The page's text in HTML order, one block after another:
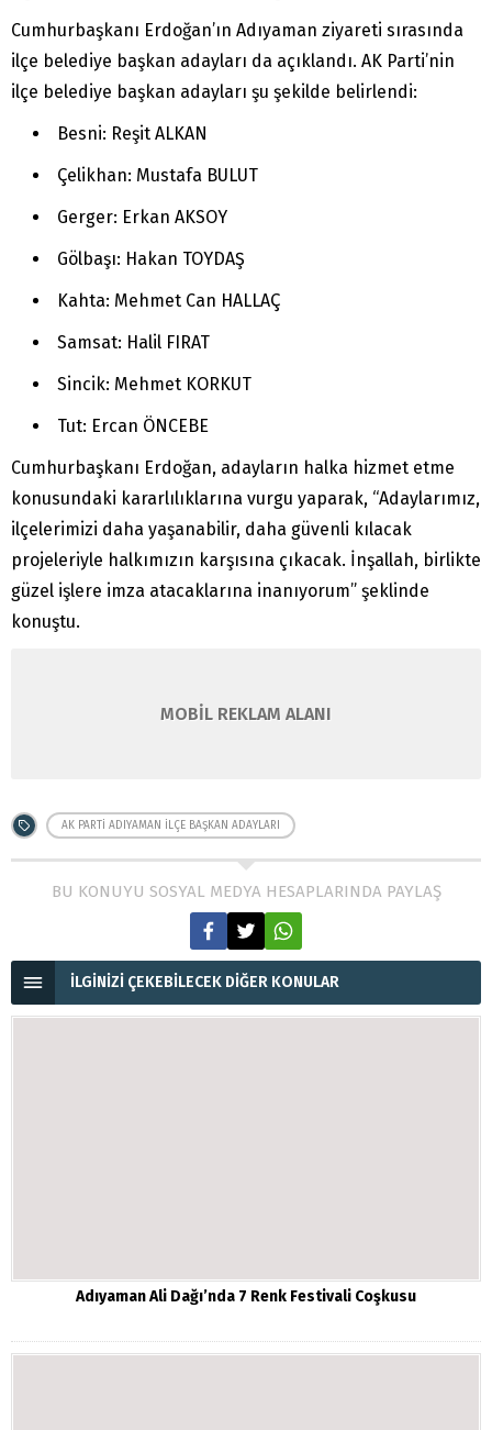
Cumhurbaşkanı Erdoğan’ın Adıyaman ziyareti sırasında
ilçe belediye başkan adayları da açıklandı. AK Parti’nin
ilçe belediye başkan adayları şu şekilde belirlendi:
Besni: Reşit ALKAN
Çelikhan: Mustafa BULUT
Gerger: Erkan AKSOY
Gölbaşı: Hakan TOYDAŞ
Kahta: Mehmet Can HALLAÇ
Samsat: Halil FIRAT
Sincik: Mehmet KORKUT
Tut: Ercan ÖNCEBE
Cumhurbaşkanı Erdoğan, adayların halka hizmet etme
konusundaki kararlılıklarına vurgu yaparak, “Adaylarımız,
ilçelerimizi daha yaşanabilir, daha güvenli kılacak
projeleriyle halkımızın karşısına çıkacak. İnşallah, birlikte
güzel işlere imza atacaklarına inanıyorum” şeklinde
konuştu.
MOBİL REKLAM ALANI
AK PARTI ADIYAMAN ILÇE BAŞKAN ADAYLARI
BU KONUYU SOSYAL MEDYA HESAPLARINDA PAYLAŞ
İLGİNİZİ ÇEKEBİLECEK DİĞER KONULAR
Adıyaman Ali Dağı’nda 7 Renk Festivali Coşkusu